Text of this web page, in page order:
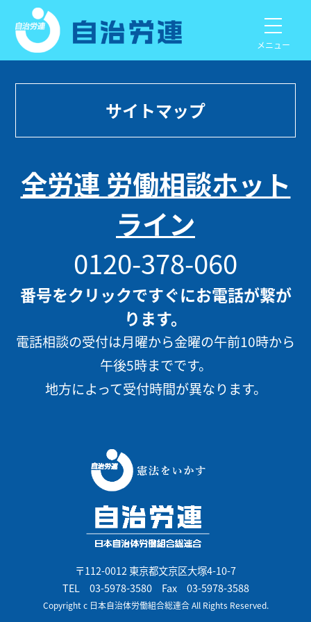
メニュー
サイトマップ
全労連 労働相談ホット
ライン
0120-378-060
番号をクリックですぐにお電話が繋が
ります。
電話相談の受付は月曜から金曜の午前10時から
午後5時までです。
地方によって受付時間が異なります。
〒112-0012 東京都文京区大塚4-10-7
TEL 03-5978-3580Fax 03-5978-3588
Copyright c 日本自治体労働組合総連合 All Rights Reserved.